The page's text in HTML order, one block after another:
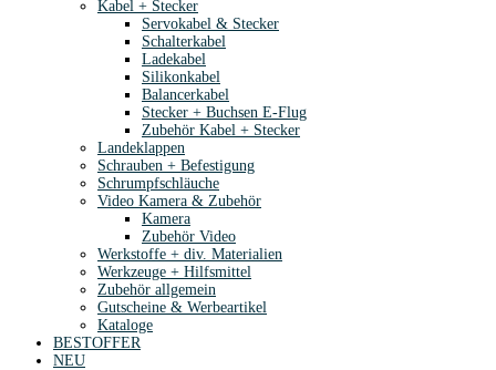
Kabel + Stecker
Servokabel & Stecker
Schalterkabel
Ladekabel
Silikonkabel
Balancerkabel
Stecker + Buchsen E-Flug
Zubehör Kabel + Stecker
Landeklappen
Schrauben + Befestigung
Schrumpfschläuche
Video Kamera & Zubehör
Kamera
Zubehör Video
Werkstoffe + div. Materialien
Werkzeuge + Hilfsmittel
Zubehör allgemein
Gutscheine & Werbeartikel
Kataloge
BESTOFFER
NEU